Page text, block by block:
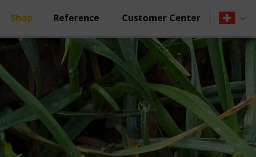
Shop Reference Customer Center